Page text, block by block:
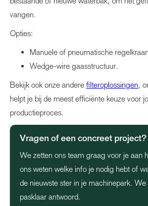
vangen.
Opties:
Manuele of pneumatische
Wedge-wire gaasstructuur.
Bekijk ook onze andere filteroplossingen,
helpt je bij de meest efficiënte keuze voor
productieproces.
Vragen of een concreet project?
We zetten ons team graag voor je aan
ons weten welke info je nodig hebt of
de nieuwste ster in je machinepark.
pasklaar antwoord.